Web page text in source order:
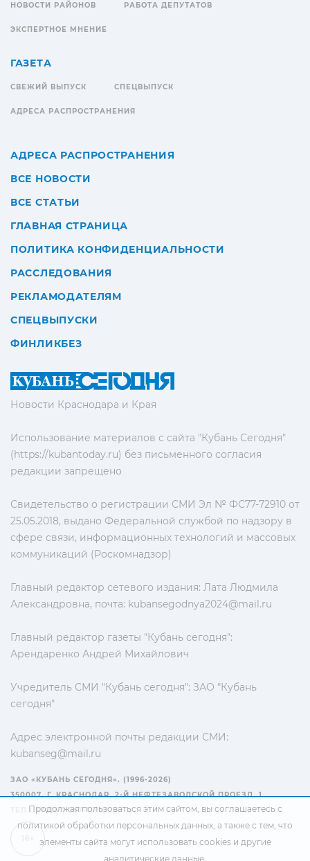
Новости Краснодара и Края
Использование материалов с сайта "Кубань Сегодня"
(https://kubantoday.ru) без письменного согласия
редакции запрещено
Свидетельство о регистрации СМИ Эл № ФС77-72910 от
25.05.2018, выдано Федеральной службой по надзору в
сфере связи, информационных технологий и массовых
коммуникаций (Роскомнадзор)
Главный редактор сетевого издания: Лата Людмила
Александровна, почта: kubansegodnya2024@mail.ru
Главный редактор газеты "Кубань сегодня":
Арендаренко Андрей Михайлович
Учредитель СМИ "Кубань сегодня": ЗАО "Кубань
сегодня"
Адрес электронной почты редакции СМИ:
kubanseg@mail.ru
НОВОСТИ РАЙОНОВ РАБОТА ДЕПУТАТОВ
ЭКСПЕРТНОЕ МНЕНИЕ
ГАЗЕТА
СВЕЖИЙ ВЫПУСК СПЕЦВЫПУСК
АДРЕСА РАСПРОСТРАНЕНИЯ
АДРЕСА РАСПРОСТРАНЕНИЯ
ВСЕ НОВОСТИ
ВСЕ СТАТЬИ
ГЛАВНАЯ СТРАНИЦА
ПОЛИТИКА КОНФИДЕНЦИАЛЬНОСТИ
РАССЛЕДОВАНИЯ
РЕКЛАМОДАТЕЛЯМ
СПЕЦВЫПУСКИ
ФИНЛИКБЕЗ
ЗАО «КУБАНЬ СЕГОДНЯ». (1996-2026)
350007, Г. КРАСНОДАР, 2-Й НЕФТЕЗАВОДСКОЙ ПРОЕЗД, 1
ТЕЛ.: +7(861) 267-15-15
Продолжая пользоваться этим сайтом, вы соглашаетесь с
политикой обработки персональных данных, а также с тем, что
элементы сайта могут использовать cookies и другие
аналитические данные.